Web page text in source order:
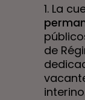
1. La
de